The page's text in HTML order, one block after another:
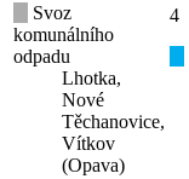
Svoz
komunálního
odpadu
Lhotka,
Nové
Těchanovice,
Vítkov
(Opava)
4